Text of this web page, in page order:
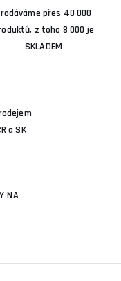
přes 40 000
z toho 8 000 je
SKLADEM
a SK
NA